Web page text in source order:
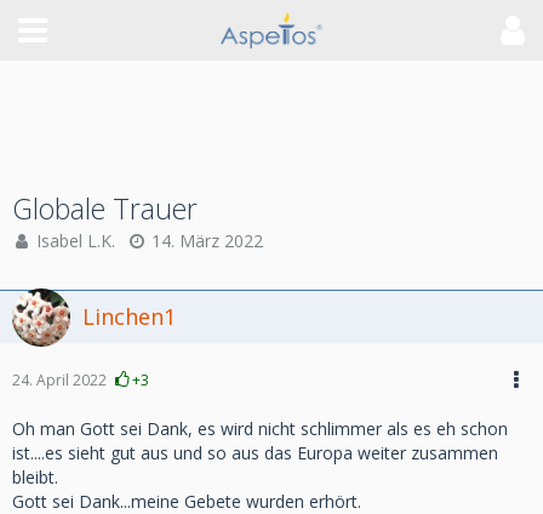
Globale Trauer
Isabel L.K. 14. März 2022
Linchen1
24. April 2022 +3
Oh man Gott sei Dank, es wird nicht schlimmer als es eh schon
ist....es sieht gut aus und so aus das Europa weiter zusammen
bleibt.
Gott sei Dank...meine Gebete wurden erhört.